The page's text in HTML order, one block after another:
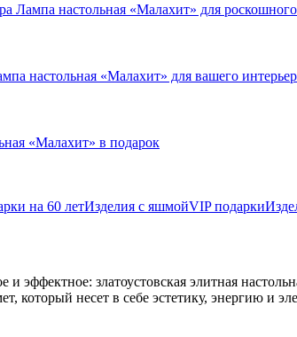
Лампа настольная «Малахит» для
настольная «Малахит» для вашего
«Малахит» в подарок
на 60 летИзделия с яшмойVIP подарки
и эффектное: златоустовская элитная
который несет в себе эстетику, энергию и